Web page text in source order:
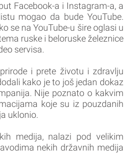
Facebook-a i Instagram-a, a
mogao da bude YouTube.
se na YouTube-u šire oglasi u
ruske i beloruske železnice
servisa.
i prete životu i zdravlju
kako je to još jedan dokaz
Nije poznato o kakvim
koje su iz pouzdanih
uklonio.
medija, nalazi pod velikim
nekih državnih medija